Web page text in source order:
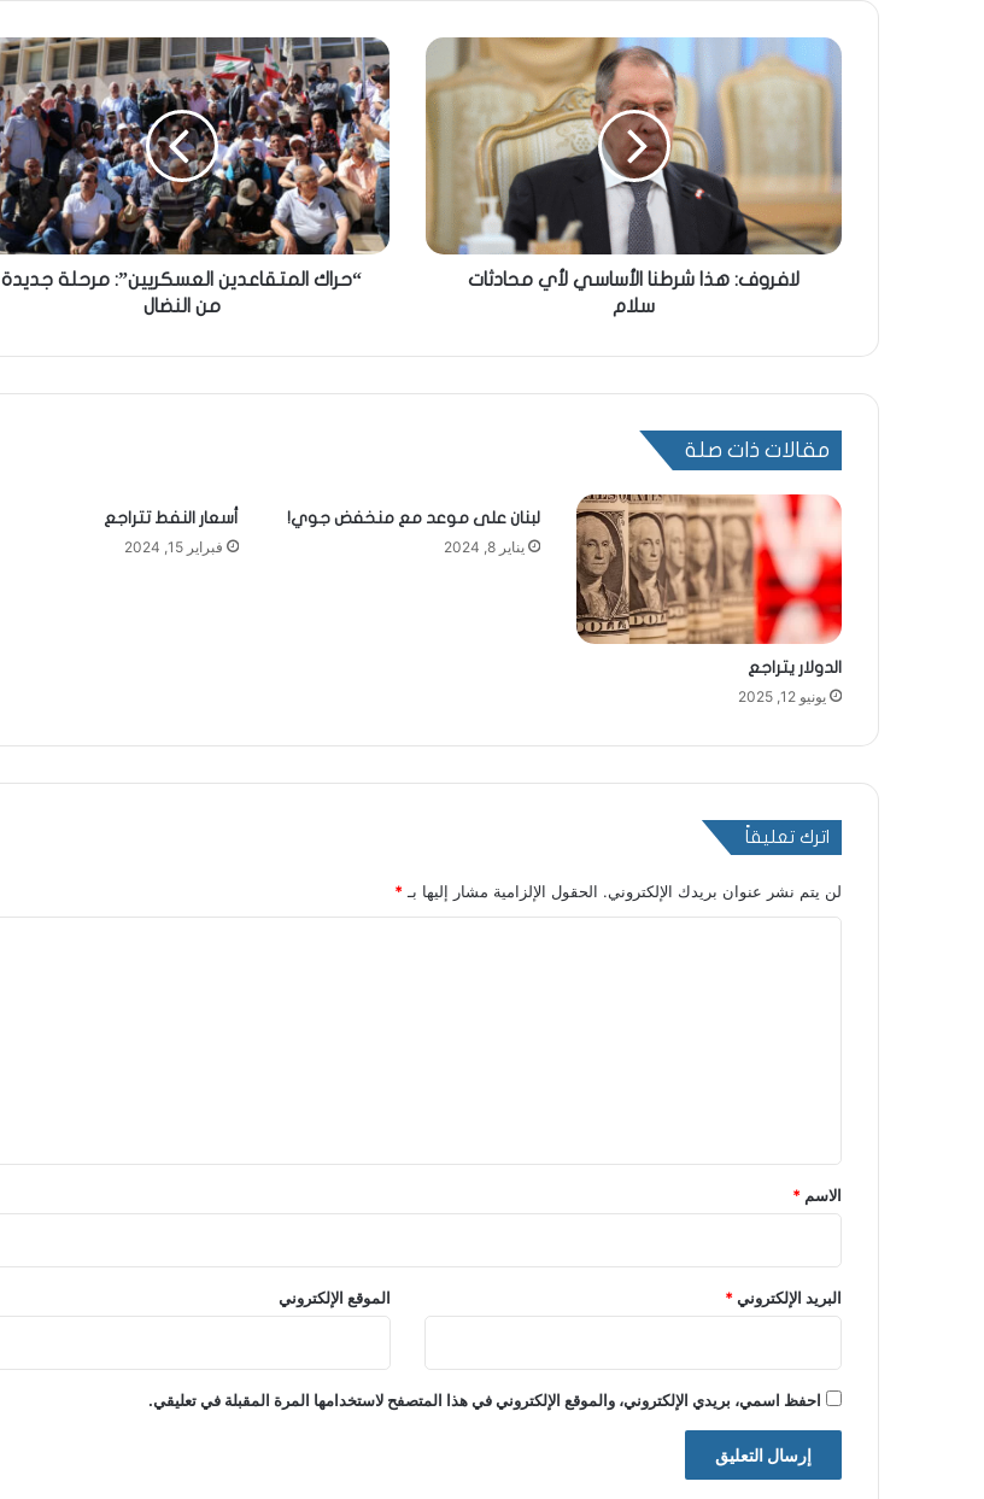
لافروف: هذا شرطنا الأساسي لأي محادثات
سلام
“حراك المتقاعدين العسكريين”: مرحلة جديدة
من النضال
مقالات ذات صلة
الدولار يتراجع
يونيو 12, 2025
لبنان على موعد مع منخفض جوي!
يناير 8, 2024
أسعار النفط تتراجع
فبراير 15, 2024
اترك تعليقاً
لن يتم نشر عنوان بريدك الإلكتروني. الحقول الإلزامية مشار إليها بـ *
*
الاسم *
البريد الإلكتروني* الموقع الإلكتروني
احفظ اسمي، بريدي الإلكتروني، والموقع الإلكتروني في هذا المتصفح لاستخدامها المرة المقبلة في تعليقي.